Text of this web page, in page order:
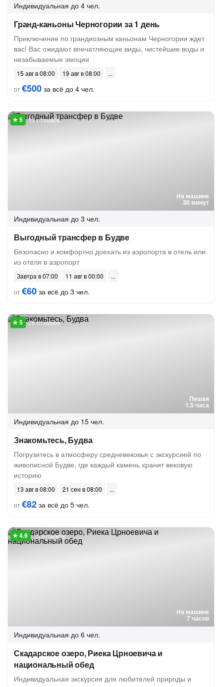
Индивидуальная до 4 чел.
Гранд-каньоны Черногории за 1 день
Приключение по грандиозным каньонам Черногории ждет
вас! Вас ожидают впечатляющие виды, чистейшие воды и
незабываемые эмоции
15 авг в 08:00
19 авг в 08:00
от€500 за всё до 4 чел.
На машине
30 минут
13 отзывов
Индивидуальная до 3 чел.
Выгодный трансфер в Будве
Безопасно и комфортно доехать из аэропорта в отель или
из отеля в аэропорт
Завтра в 07:00
11 авг в 00:00
от€60 за всё до 3 чел.
Пешая
1.5 часа
26 отзывов
Индивидуальная до 15 чел.
Знакомьтесь, Будва
Погрузитесь в атмосферу средневековья с экскурсией по
живописной Будве, где каждый камень хранит вековую
историю
13 авг в 08:00
21 сен в 08:00
от€82 за всё до 5 чел.
На машине
7 часов
15 отзывов
Индивидуальная до 6 чел.
Скадарское озеро, Риека Црноевича и
национальный обед
Индивидуальная экскурсия для любителей природы и